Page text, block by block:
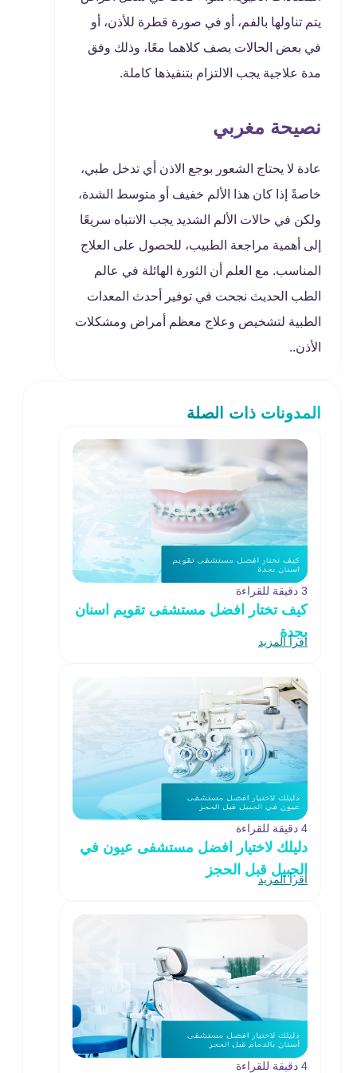
يتم تناولها بالفم، أو في صورة قطرة للأذن، أو
في بعض الحالات يصف كلاهما معًا، وذلك وفق
مدة علاجية يجب الالتزام بتنفيذها كاملة.
نصيحة مغربي
عادة لا يحتاج الشعور بوجع الاذن أي تدخل طبي،
خاصةً إذا كان هذا الألم خفيف أو متوسط الشدة،
ولكن في حالات الألم الشديد يجب الانتباه سريعًا
إلى أهمية مراجعة الطبيب، للحصول على العلاج
المناسب. مع العلم أن الثورة الهائلة في عالم
الطب الحديث نجحت في توفير أحدث المعدات
الطبية لتشخيص وعلاج معظم أمراض ومشكلات
الأذن..
المدونات ذات الصلة
3 دقيقة للقراءة
كيف تختار افضل مستشفى تقويم اسنان
بجدة
اقرأ المزيد
4 دقيقة للقراءة
دليلك لاختيار افضل مستشفى عيون في
الجبيل قبل الحجز
اقرأ المزيد
4 دقيقة للقراءة